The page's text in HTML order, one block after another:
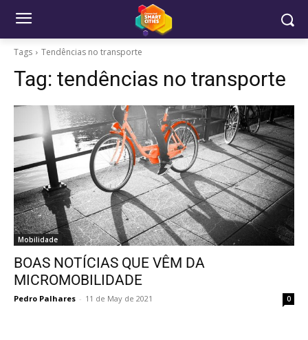
Tags Tendências no transporte
Tag: tendências no transporte
Mobilidade
BOAS NOTÍCIAS QUE VÊM DA
MICROMOBILIDADE
Pedro Palhares - 11 de May de 2021 0